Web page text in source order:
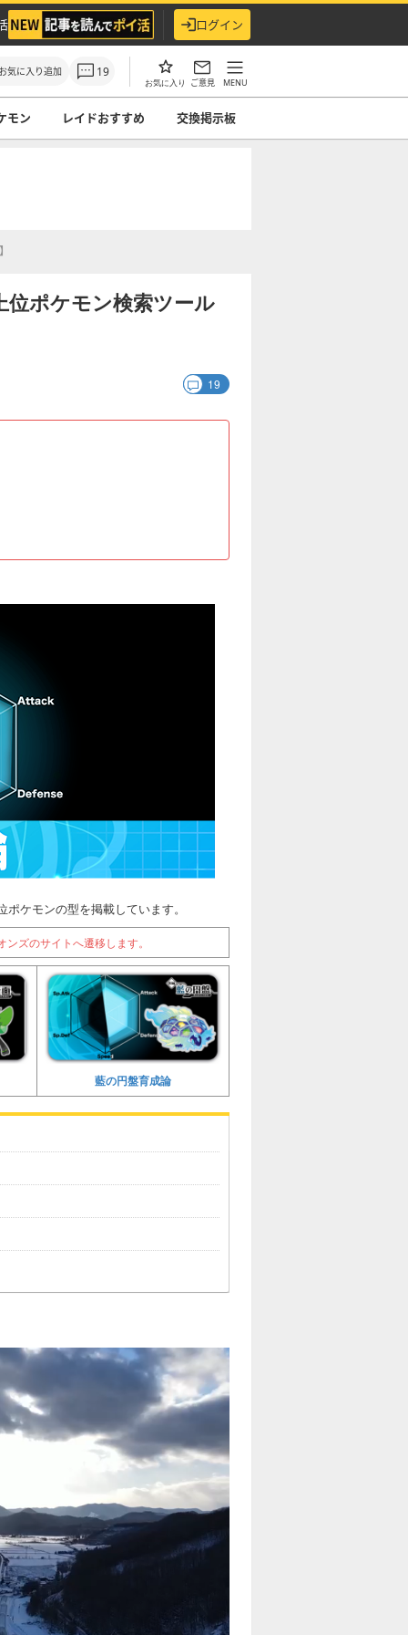
ログイン
気に入り追加 19
お気に入り ご意見 MENU
モン レイドおすすめ 交換掲示板
ポケモン検索ツール
19
ケモンの型を掲載しています。
ズのサイトへ遷移します。
藍の円盤育成論